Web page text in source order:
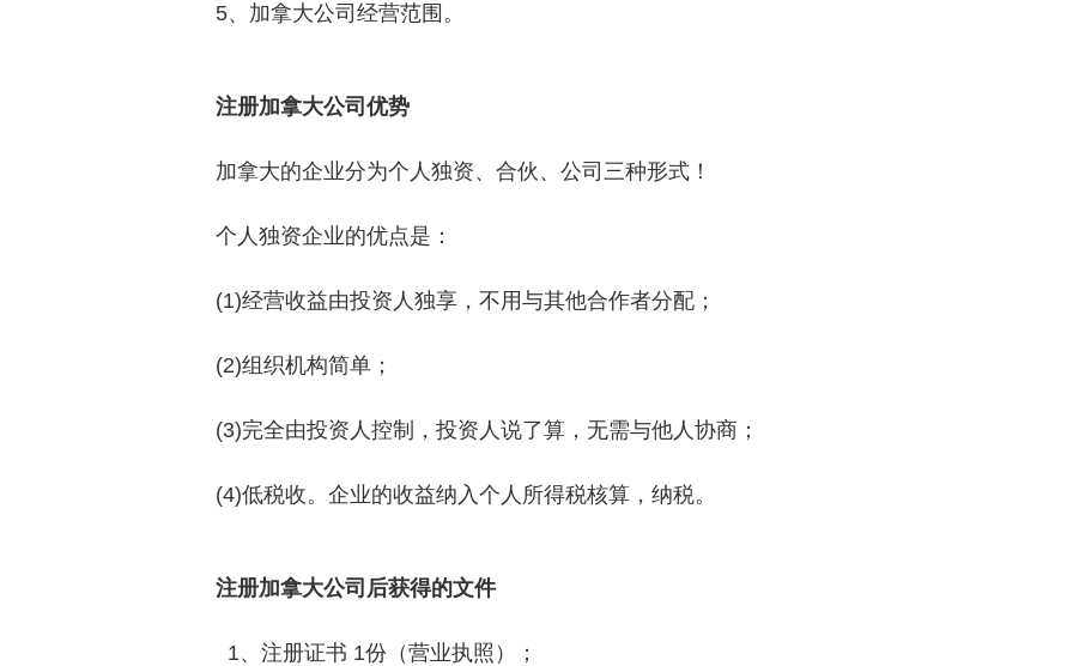
5、加拿大公司经营范围。
注册加拿大公司优势
加拿大的企业分为个人独资、合伙、公司三种形式！
个人独资企业的优点是：
(1)经营收益由投资人独享，不用与其他合作者分配；
(2)组织机构简单；
(3)完全由投资人控制，投资人说了算，无需与他人协商；
(4)低税收。企业的收益纳入个人所得税核算，纳税。
注册加拿大公司后获得的文件
1、注册证书 1份（营业执照）；